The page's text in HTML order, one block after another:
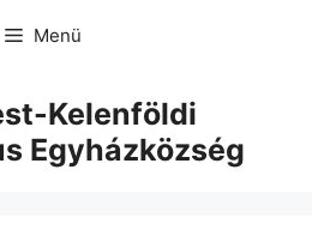
Menü
Kelenföldi
Egyházközség